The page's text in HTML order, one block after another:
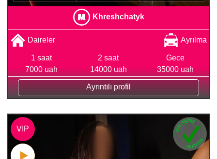
Khreshchatyk
Daireler Ayrılma
1 saat
7000 uah
2 saat
14000 uah
Gece
35000 uah
Ayrıntılı profil
VIP